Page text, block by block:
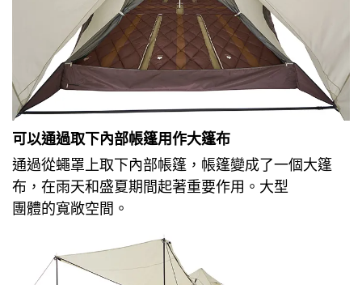
可以通過取下內部帳篷用作大篷布
通過從蠅罩上取下內部帳篷，帳篷變成了一個大篷
布，在雨天和盛夏期間起著重要作用。 大型
團體的寬敞空間 。